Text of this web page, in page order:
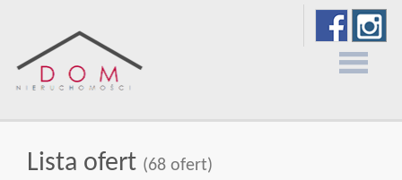
Strona
Lista ofert (68 ofert)